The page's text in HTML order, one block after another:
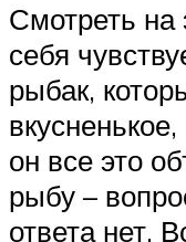
Смотреть на
себя
рыбак,
он все это
рыбу –
ответа нет.